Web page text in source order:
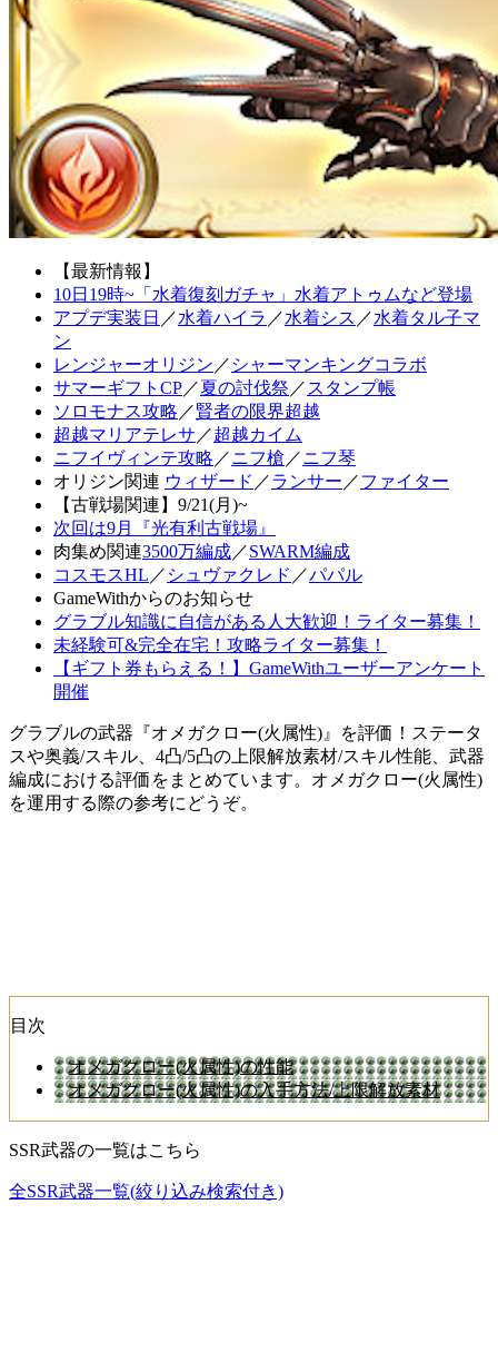
【最新情報】
10日19時~「水着復刻ガチャ」水着アトゥムなど登場
アプデ実装日 ／水着ハイラ ／水着シス ／水着タル子マ
ン
レンジャーオリジン ／ シャーマンキングコラボ
サマーギフトCP／夏の討伐祭 ／ スタンプ帳
ソロモナス攻略 ／賢者の限界超越
超越マリアテレサ ／超越カイム
ニフイヴィンテ攻略 ／ニフ槍 ／ニフ琴
オリジン関連 ウィザード ／ランサー ／ファイター
【古戦場関連】9/21(月)~
次回は9月『光有利古戦場』
肉集め関連3500万編成／SWARM編成
コスモスHL ／ シュヴァクレド ／パパル
GameWithからのお知らせ
グラブル知識に自信がある人大歓迎！ライター募集！
未経験可&完全在宅！攻略ライター募集！
【ギフト券もらえる！】GameWithユーザーアンケート
開催
グラブルの武器『オメガクロー(火属性)』を評価！ステータ
スや奥義/スキル、4凸/5凸の上限解放素材/スキル性能、武器
編成における評価をまとめています。オメガクロー(火属性)
を運用する際の参考にどうぞ。
目次
オメガクロー(火属性)の性能
オメガクロー(火属性)の入手方法/上限解放素材
SSR武器の一覧はこちら
全SSR武器一覧(絞り込み検索付き)